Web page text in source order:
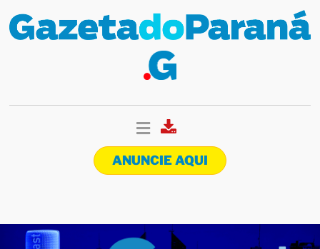
ANUNCIE AQUI